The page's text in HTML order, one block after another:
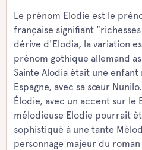
Le prénom Elodie est le
française signifiant
dérive d'Elodia, la variation
prénom gothique allemand
Sainte Alodia était une
Espagne, avec sa sœur
Élodie, avec un accent sur le
mélodieuse Elodie pourrait
sophistiqué à une tante
personnage majeur du